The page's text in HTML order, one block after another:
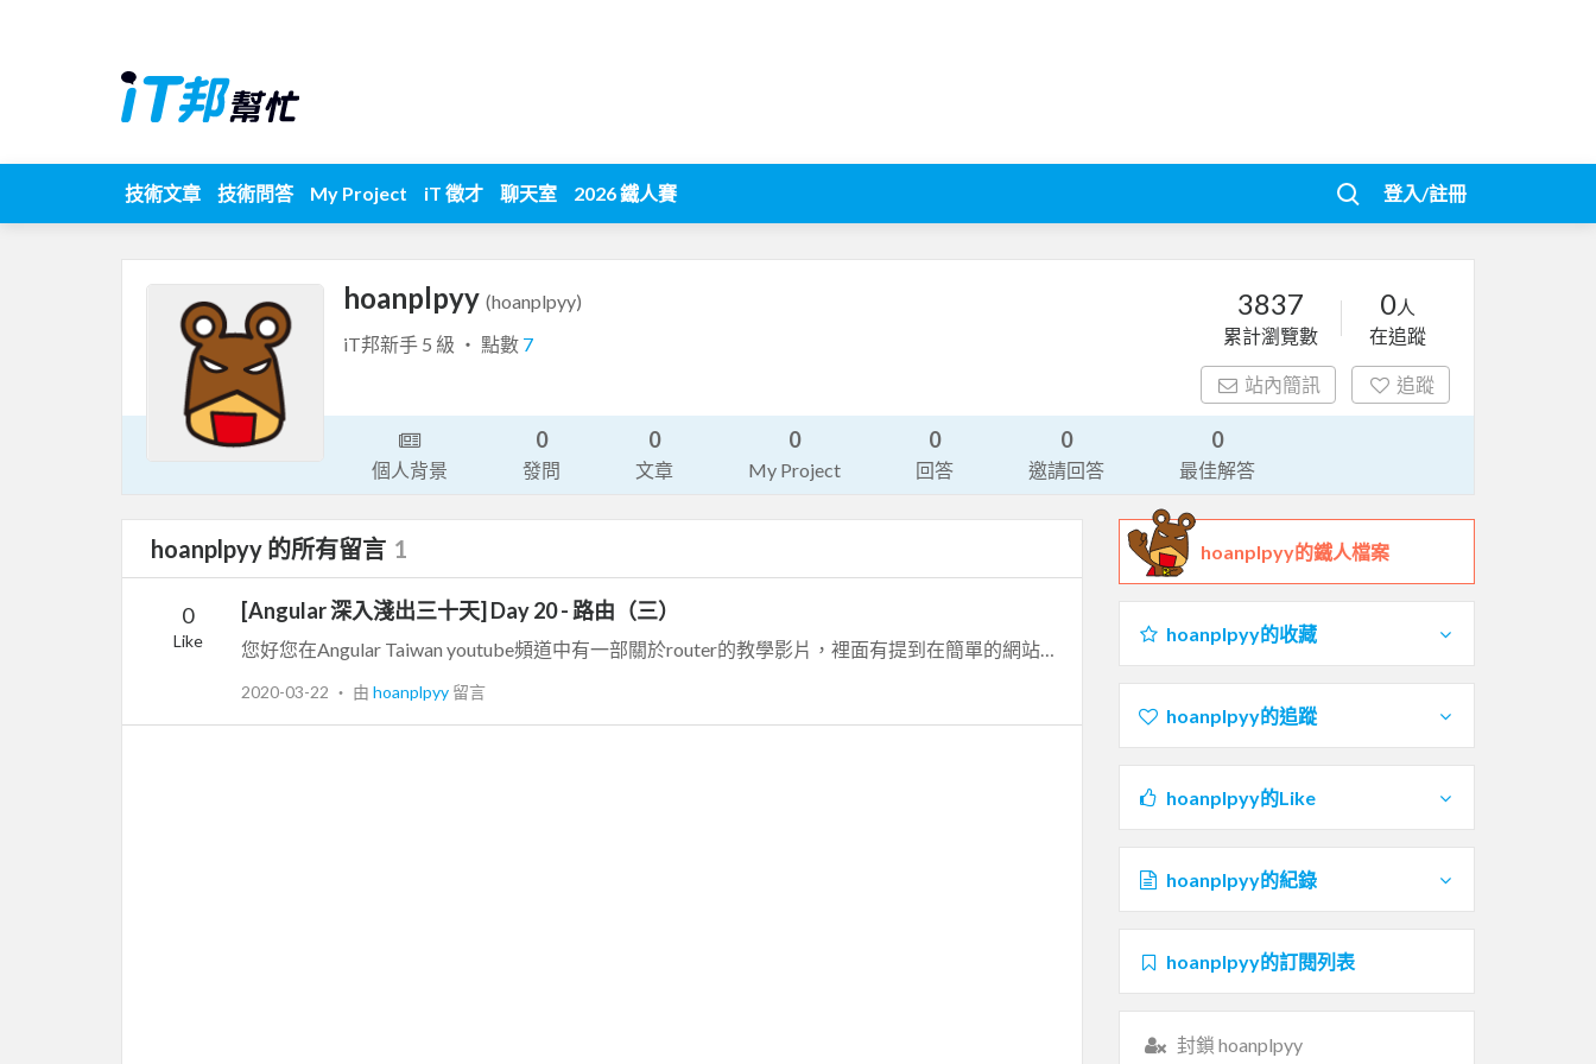
技術文章 技術問答 My Project iT 徵才 聊天室 2026 鐵人賽 登入/註冊
hoanplpyy (hoanplpyy)
iT邦新手 5 級 ‧ 點數 7
3837
累計瀏覽數
0人
在追蹤
站內簡訊 追蹤
個人背景
0
發問
0
文章
0
My Project
0
回答
0
邀請回答
0
最佳解答
hoanplpyy 的所有留言 1
0
Like
[Angular 深入淺出三十天] Day 20 - 路由（三）
2020-03-22 ‧ 由 hoanplpyy 留言
hoanplpyy的鐵人檔案
hoanplpyy的收藏
hoanplpyy的追蹤
hoanplpyy的Like
hoanplpyy的紀錄
hoanplpyy的訂閱列表
封鎖 hoanplpyy